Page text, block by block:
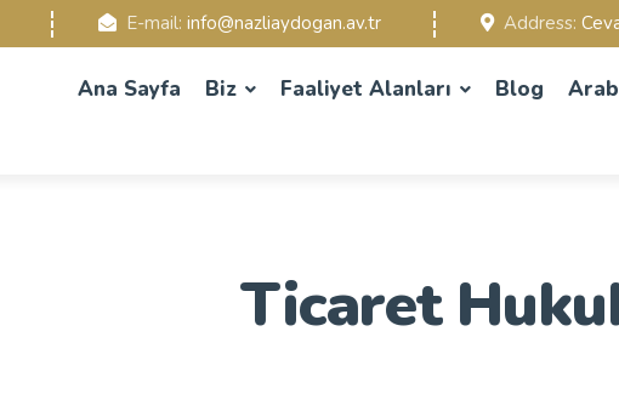
E-mail: info@nazliaydogan.av.tr Address:
Ana Sayfa Biz Faaliyet Alanları Blog
Ticaret